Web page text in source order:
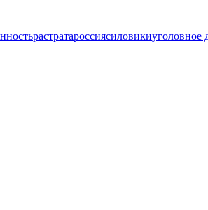
растратароссиясиловикиуголовное